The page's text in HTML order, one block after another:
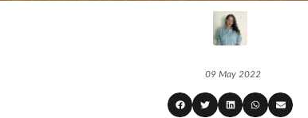
09 May 2022